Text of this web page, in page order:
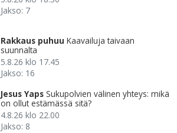
Jakso: 7
Rakkaus puhuu Kaavailuja taivaan
suunnalta
5.8.26 klo 17.45
Jakso: 16
Jesus Yaps Sukupolvien välinen yhteys: mikä
on ollut estämässä sitä?
4.8.26 klo 22.00
Jakso: 8